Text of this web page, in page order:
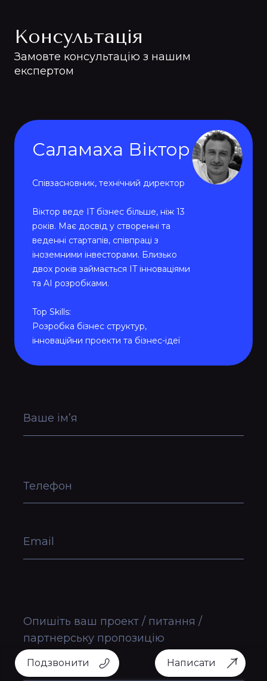
Подзвонити Написати
Консультація
Замовте консультацію з нашим
експертом
Саламаха Віктор
Співзасновник, технічний директор
Віктор веде IT бізнес більше, ніж 13
років. Має досвід у створенні та
веденні стартапів, співпраці з
іноземними інвесторами. Близько
двох років займається IT інноваціями
та AI розробками.
Top Skills:
Розробка бізнес структур,
інноваційни проекти та бізнес-ідеї
ваше ім’я
телефон
email
опишіть ваш проект / питання /
партнерську пропозицію